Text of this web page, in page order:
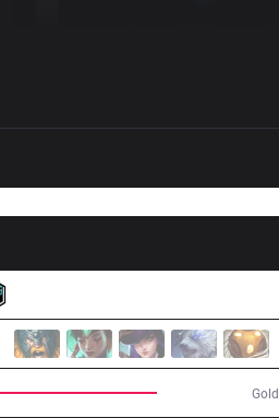
Gold